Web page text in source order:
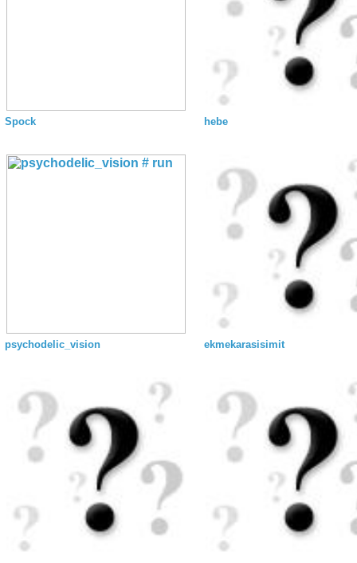
Spock hebe
psychodelic_vision ekmekarasisimit